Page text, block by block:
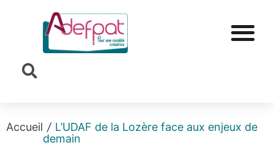
Accueil / L’UDAF de la Lozère face aux enjeux de
demain